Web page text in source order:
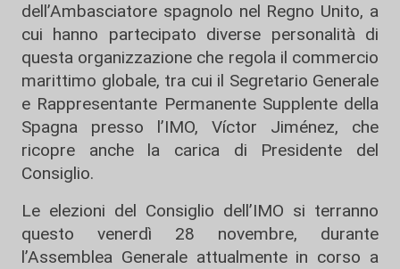
dell’Ambasciatore spagnolo nel Regno Unito, a
cui hanno partecipato diverse personalità di
questa organizzazione che regola il commercio
marittimo globale, tra cui il Segretario Generale
e Rappresentante Permanente Supplente della
Spagna presso l’IMO, Víctor Jiménez, che
ricopre anche la carica di Presidente del
Consiglio.
Le elezioni del Consiglio dell’IMO si terranno
questo venerdì 28 novembre, durante
l’Assemblea Generale attualmente in corso a